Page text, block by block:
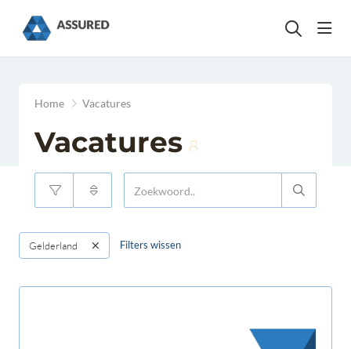
Home Vacatures
Vacatures 8
Gelderland Filters wissen